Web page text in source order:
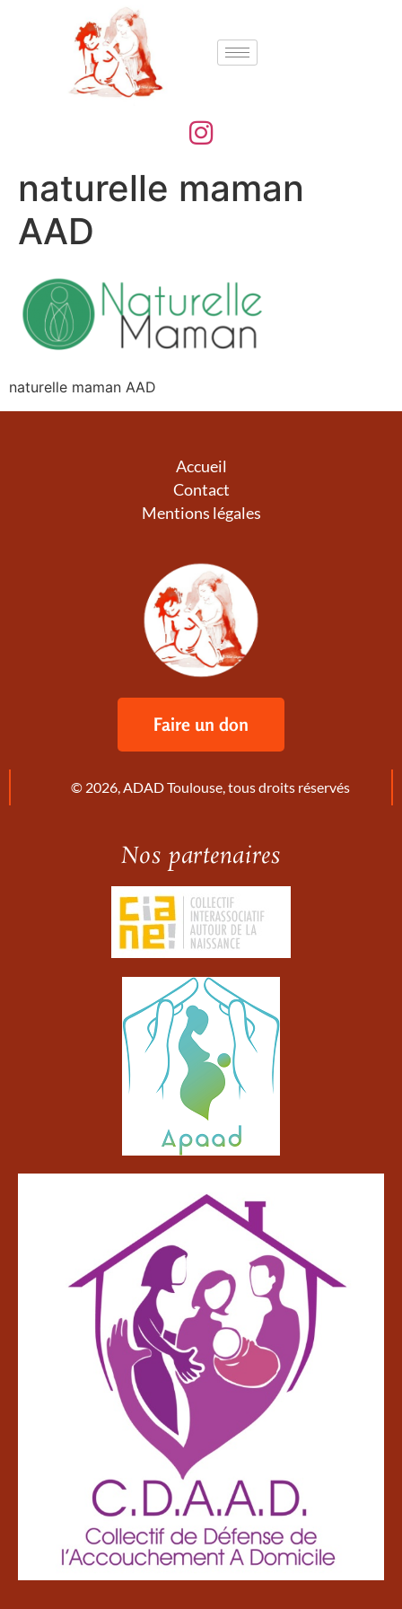
naturelle maman
AAD
naturelle maman AAD
Accueil
Contact
Mentions légales
Faire un don
© 2026, ADAD Toulouse, tous droits réservés
Nos partenaires